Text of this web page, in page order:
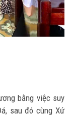
bằng việc suy
sau đó cùng Xứ